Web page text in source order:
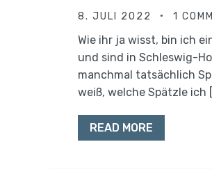
8. JULI 2022 1
Wie ihr ja wisst, bin ich
und sind in Schleswig-
manchmal tatsächlich
weiß, welche Spätzle ich
READ MORE